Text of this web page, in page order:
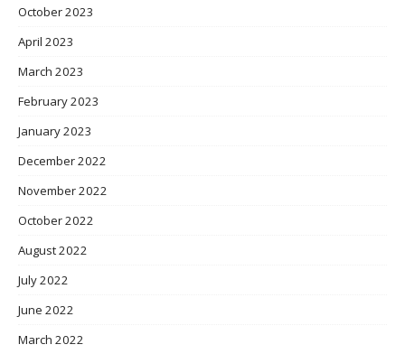
October 2023
April 2023
March 2023
February 2023
January 2023
December 2022
November 2022
October 2022
August 2022
July 2022
June 2022
March 2022